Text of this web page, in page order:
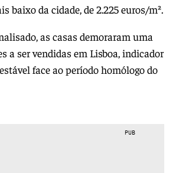
baixo da cidade, de 2.225 euros/m².
as casas demoraram uma
a ser vendidas em Lisboa, indicador
face ao período homólogo do
PUB